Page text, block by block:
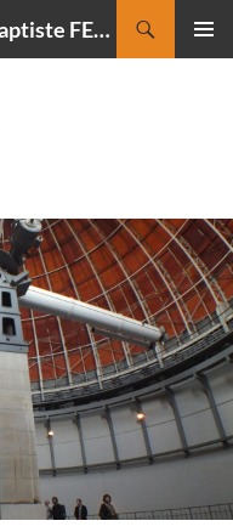
CIELMANIA : le blog de Jean-Baptiste FELDMANN, photographe du ciel